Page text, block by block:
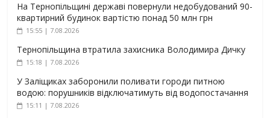
На Тернопільщині державі повернули недобудований 90-
квартирний будинок вартістю понад 50 млн грн
15:55 | 7.08.2026
Тернопільщина втратила захисника Володимира Дичку
15:18 | 7.08.2026
У Заліщиках заборонили поливати городи питною
водою: порушників відключатимуть від водопостачання
15:11 | 7.08.2026